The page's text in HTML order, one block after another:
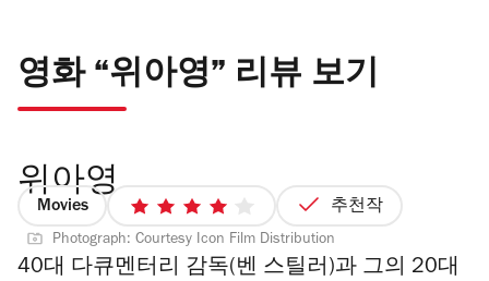
영화 “위아영” 리뷰 보기
위아영
Movies
4
최
대
추천작
Photograph: Courtesy Icon Film Distribution
40대 다큐멘터리 감독(벤 스틸러)과 그의 20대